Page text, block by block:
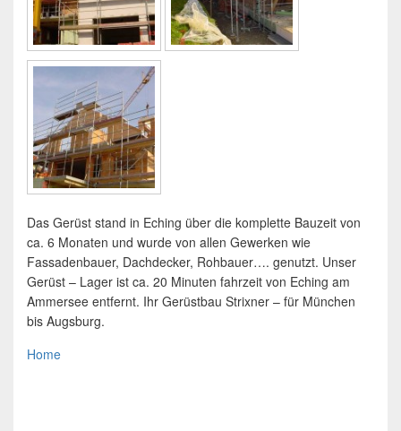
Das Gerüst stand in Eching über die komplette Bauzeit von
ca. 6 Monaten und wurde von allen Gewerken wie
Fassadenbauer, Dachdecker, Rohbauer…. genutzt. Unser
Gerüst – Lager ist ca. 20 Minuten fahrzeit von Eching am
Ammersee entfernt. Ihr Gerüstbau Strixner – für München
bis Augsburg.
Home